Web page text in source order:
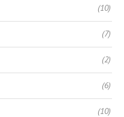
(10)
(7)
(2)
(6)
(10)